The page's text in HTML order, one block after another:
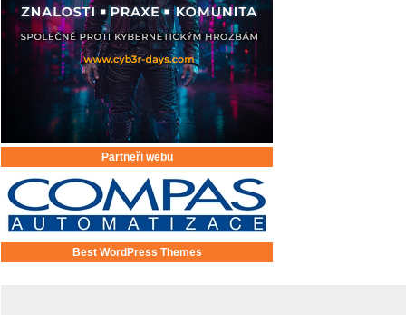
Partneři webu
Best WordPress Themes